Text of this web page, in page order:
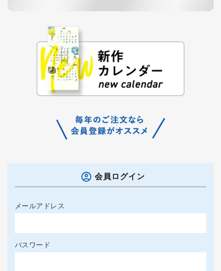
会員ログイン
メールアドレス
パスワード